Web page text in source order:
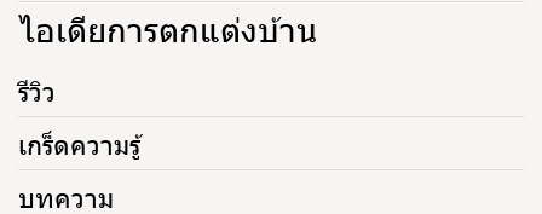
ไอเดียการตกแต่งบ้าน
รีวิว
เกร็ดความรู้
บทความ